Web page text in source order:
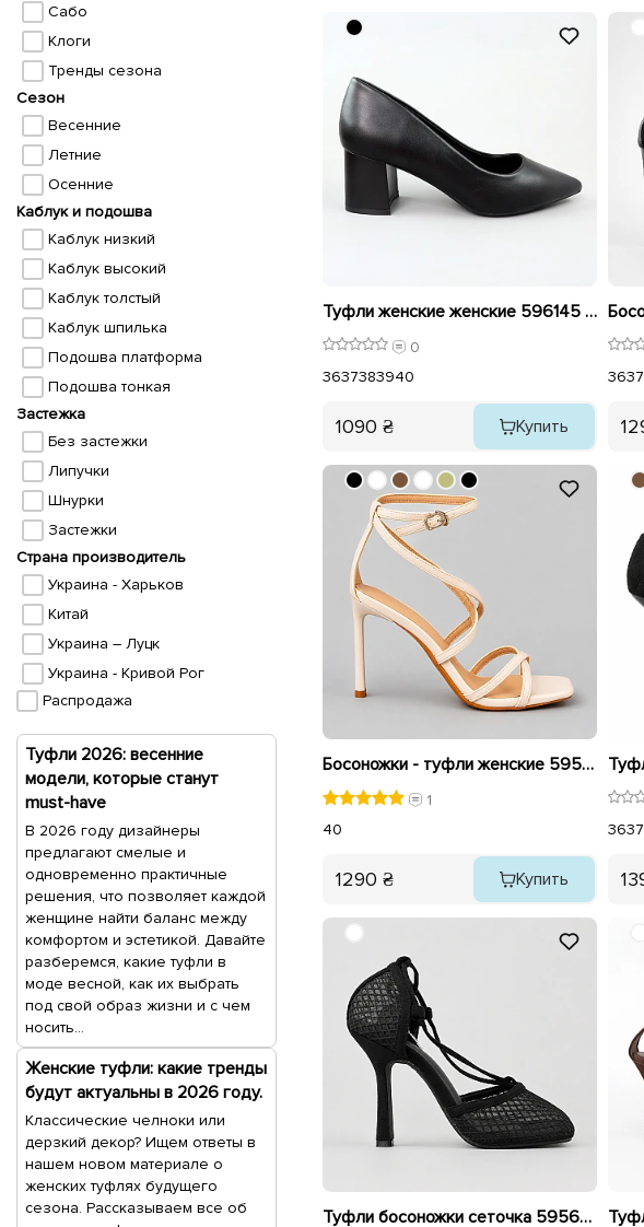
Сабо
Клоги
Тренды сезона
Сезон
Весенние
Летние
Осенние
Каблук и подошва
Каблук низкий
Каблук высокий
Каблук толстый
Каблук шпилька
Подошва платформа
Подошва тонкая
Застежка
Без застежки
Липучки
Шнурки
Застежки
Страна производитель
Украина - Харьков
Китай
Украина – Луцк
Украина - Кривой Рог
Распродажа
Туфли 2026: весенние
модели, которые станут
must-have
В 2026 году дизайнеры
предлагают смелые и
одновременно практичные
решения, что позволяет каждой
женщине найти баланс между
комфортом и эстетикой. Давайте
разберемся, какие туфли в
моде весной, как их выбрать
под свой образ жизни и с чем
носить...
Женские туфли: какие тренды
будут актуальны в 2026 году.
Классические челноки или
дерзкий декор? Ищем ответы в
нашем новом материале о
женских туфлях будущего
сезона. Рассказываем все об
Туфли женские женские 596145 Черные
0
3637383940
1090 ₴ Купить
3637
Босоножки - туфли женские 595924 Бежевые
1
40
1290 ₴ Купить
3637
Туфли босоножки сеточка 595609 Черные распродажа